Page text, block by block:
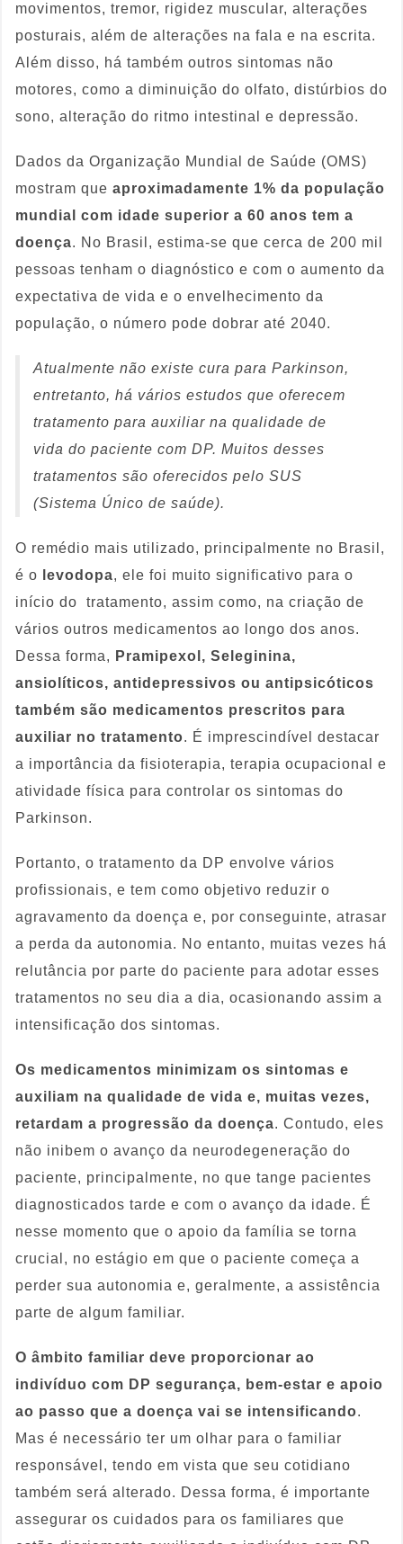
movimentos, tremor, rigidez muscular, alterações
posturais, além de alterações na fala e na escrita.
Além disso, há também outros sintomas não
motores, como a diminuição do olfato, distúrbios do
sono, alteração do ritmo intestinal e depressão.
Dados da Organização Mundial de Saúde (OMS)
mostram que aproximadamente 1% da população
mundial com idade superior a 60 anos tem a
doença. No Brasil, estima-se que cerca de 200 mil
pessoas tenham o diagnóstico e com o aumento da
expectativa de vida e o envelhecimento da
população, o número pode dobrar até 2040.
Atualmente não existe cura para Parkinson,
entretanto, há vários estudos que oferecem
tratamento para auxiliar na qualidade de
vida do paciente com DP. Muitos desses
tratamentos são oferecidos pelo SUS
(Sistema Único de saúde).
O remédio mais utilizado, principalmente no Brasil,
é o
levodopa, ele foi muito significativo para o
início do tratamento, assim como, na criação de
vários outros medicamentos ao longo dos anos.
Dessa forma, Pramipexol, Seleginina,
ansiolíticos, antidepressivos ou antipsicóticos
também são medicamentos prescritos para
auxiliar no tratamento. É imprescindível destacar
a importância da fisioterapia, terapia ocupacional e
atividade física para controlar os sintomas do
Parkinson.
Portanto, o tratamento da DP envolve vários
profissionais, e tem como objetivo reduzir o
agravamento da doença e, por conseguinte, atrasar
a perda da autonomia. No entanto, muitas vezes há
relutância por parte do paciente para adotar esses
tratamentos no seu dia a dia, ocasionando assim a
intensificação dos sintomas.
Os medicamentos minimizam os sintomas e
auxiliam na qualidade de vida e, muitas vezes,
retardam a progressão da doença. Contudo, eles
não inibem o avanço da neurodegeneração do
paciente, principalmente, no que tange pacientes
diagnosticados tarde e com o avanço da idade. É
nesse momento que o apoio da família se torna
crucial, no estágio em que o paciente começa a
perder sua autonomia e, geralmente, a assistência
parte de algum familiar.
O âmbito familiar deve proporcionar ao
indivíduo com DP segurança, bem-estar e apoio
ao passo que a doença vai se intensificando.
Mas é necessário ter um olhar para o familiar
responsável, tendo em vista que seu cotidiano
também será alterado. Dessa forma, é importante
assegurar os cuidados para os familiares que